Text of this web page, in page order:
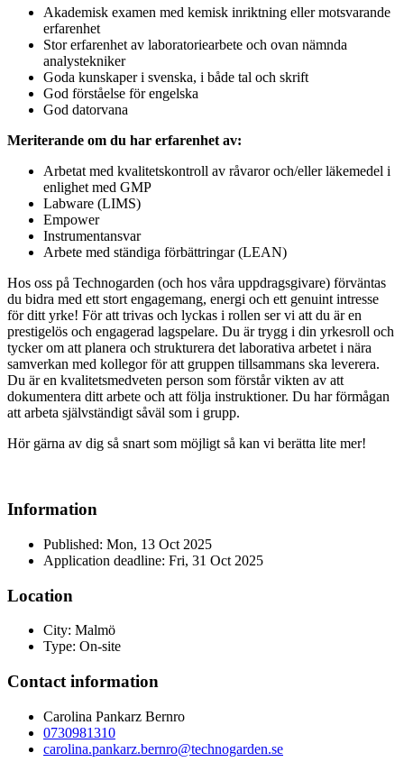
Akademisk examen med kemisk inriktning eller motsvarande
erfarenhet
Stor erfarenhet av laboratoriearbete och ovan nämnda
analystekniker
Goda kunskaper i svenska, i både tal och skrift
God förståelse för engelska
God datorvana
Meriterande om du har erfarenhet av:
Arbetat med kvalitetskontroll av råvaror och/eller läkemedel i
enlighet med GMP
Labware (LIMS)
Empower
Instrumentansvar
Arbete med ständiga förbättringar (LEAN)
Hos oss på Technogarden (och hos våra uppdragsgivare) förväntas
du bidra med ett stort engagemang, energi och ett genuint intresse
för ditt yrke! För att trivas och lyckas i rollen ser vi att du är en
prestigelös och engagerad lagspelare. Du är trygg i din yrkesroll och
tycker om att planera och strukturera det laborativa arbetet i nära
samverkan med kollegor för att gruppen tillsammans ska leverera.
Du är en kvalitetsmedveten person som förstår vikten av att
dokumentera ditt arbete och att följa instruktioner. Du har förmågan
att arbeta självständigt såväl som i grupp.
Hör gärna av dig så snart som möjligt så kan vi berätta lite mer!
Information
Published: Mon, 13 Oct 2025
Application deadline: Fri, 31 Oct 2025
Location
City: Malmö
Type: On-site
Contact information
Carolina Pankarz Bernro
0730981310
carolina.pankarz.bernro@technogarden.se